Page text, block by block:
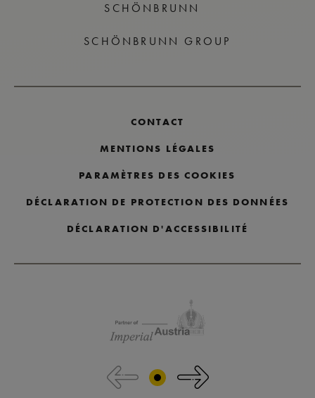
SCHÖNBRUNN
SCHÖNBRUNN GROUP
CONTACT
MENTIONS LÉGALES
PARAMÈTRES DES COOKIES
DÉCLARATION DE PROTECTION DES DONNÉES
DÉCLARATION D'ACCESSIBILITÉ